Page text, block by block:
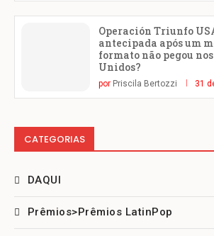
Operación Triunfo
antecipada após um
formato não pegou
Unidos?
por Priscila Bertozzi 31
CATEGORIAS
DAQUI
Prêmios>Prêmios LatinPop